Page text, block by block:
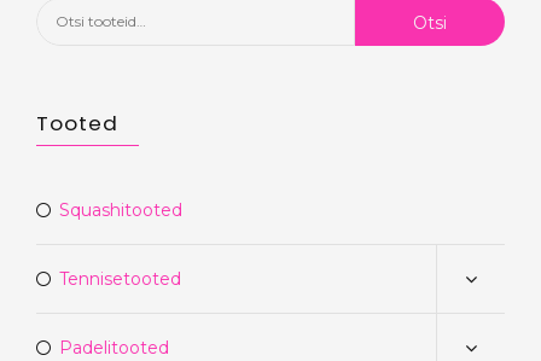
Otsi: Otsi
Tooted
Squashitooted
Tennisetooted
Padelitooted